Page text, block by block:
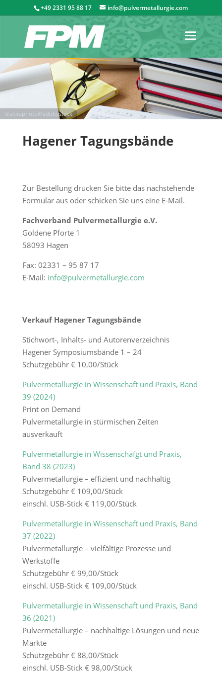
+49 2331 95 88 17 info@pulvermetallurgie.com
Hagener Tagungsbände
Zur Bestellung drucken Sie bitte das nachstehende
Formular aus oder schicken Sie uns eine E-Mail.
Fachverband Pulvermetallurgie e.V.
Goldene Pforte 1
58093 Hagen
Fax: 02331 – 95 87 17
E-Mail: info@pulvermetallurgie.com
Verkauf Hagener Tagungsbände
Stichwort-, Inhalts- und Autorenverzeichnis
Hagener Symposiumsbände 1 – 24
Schutzgebühr € 10,00/Stück
Pulvermetallurgie in Wissenschaft und Praxis, Band
39 (2024)
Print on Demand
Pulvermetallurgie in stürmischen Zeiten
ausverkauft
Pulvermetallurgie in Wissenschafgt und Praxis,
Band 38 (2023)
Pulvermetallurgie – effizient und nachhaltig
Schutzgebühr € 109,00/Stück
einschl. USB-Stick € 119,00/Stück
Pulvermetallurgie in Wissenschaft und Praxis, Band
37 (2022)
Pulvermetallurgie – vielfältige Prozesse und
Werkstoffe
Schutzgebühr € 99,00/Stück
einschl. USB-Stick € 109,00/Stück
Pulvermetallurgie in Wissenschaft und Praxis, Band
36 (2021)
Pulvermetallurgie – nachhaltige Lösungen und neue
Märkte
Schutzgebühr € 88,00/Stück
einschl. USB-Stick € 98,00/Stück